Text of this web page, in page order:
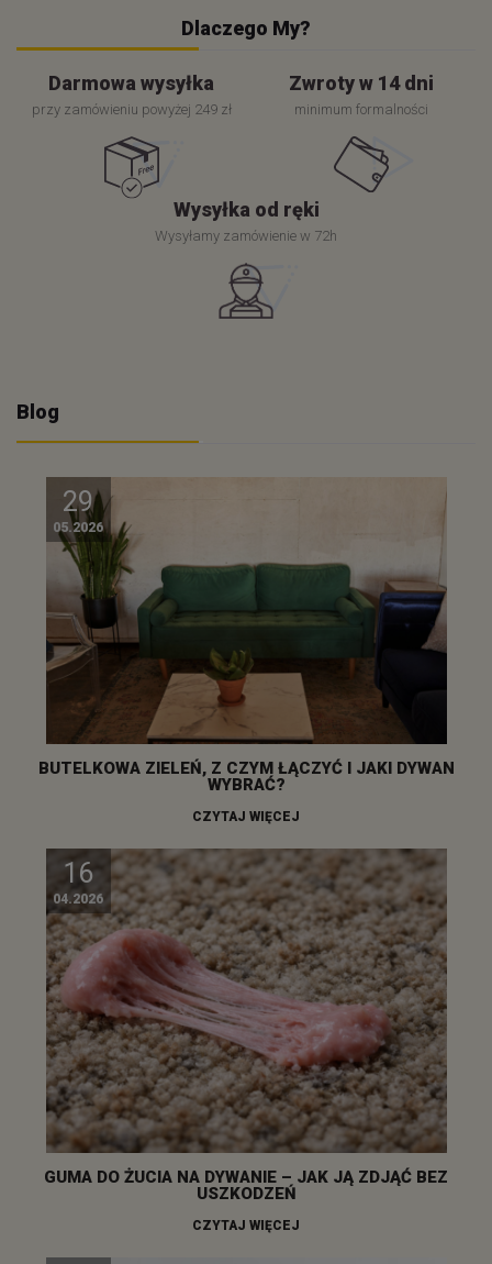
Dlaczego My?
Darmowa wysyłka
przy zamówieniu powyżej 249 zł
Zwroty w 14 dni
minimum formalności
Wysyłka od ręki
Wysyłamy zamówienie w 72h
Blog
29
05.2026
BUTELKOWA ZIELEŃ, Z CZYM ŁĄCZYĆ I JAKI DYWAN
WYBRAĆ?
CZYTAJ WIĘCEJ
16
04.2026
GUMA DO ŻUCIA NA DYWANIE – JAK JĄ ZDJĄĆ BEZ
USZKODZEŃ
CZYTAJ WIĘCEJ